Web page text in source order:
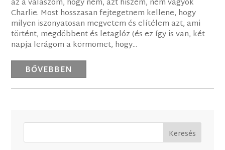
az a válaszom, hogy nem, azt hiszem, nem vagyok
Charlie. Most hosszasan fejtegetnem kellene, hogy
milyen iszonyatosan megvetem és elítélem azt, ami
történt, megdöbbent és letaglóz (és ez így is van, két
napja lerágom a körmömet, hogy...
BŐVEBBEN